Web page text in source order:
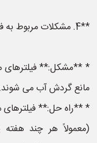
**4. مشکلات مربوط به فیلترها:**
* **مشکل:** فیلترهای
مانع گردش آب می شوند.
* **راه حل:** فیلترهای
(معمولاً هر چند هفته